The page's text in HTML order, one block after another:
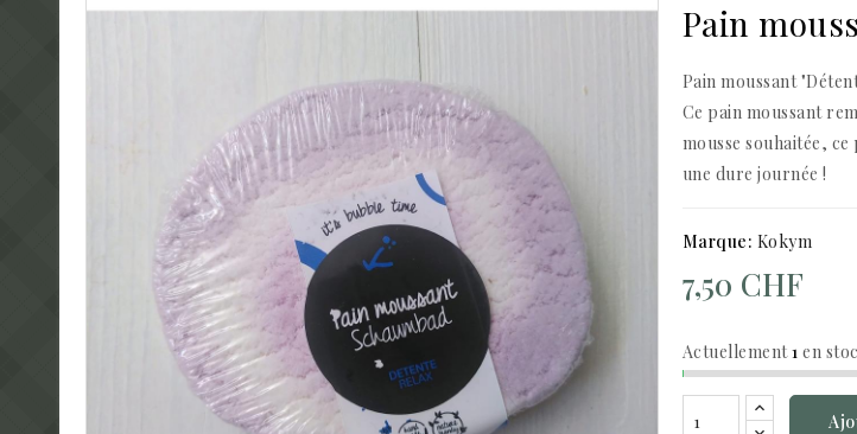
Pain
Pain moussant
Ce pain moussant
mousse souhaitée,
une dure journée !
Marque: Kokym
Actuellement1 en
7,50 CHF